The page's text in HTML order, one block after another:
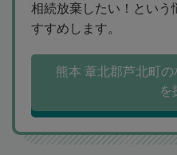
相続放棄したい！という
すすめします。
熊本 葦北郡芦北町
を